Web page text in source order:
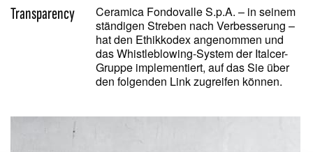
Transparency
Ceramica Fondovalle S.p.A. – in seinem
ständigen Streben nach Verbesserung –
hat den Ethikkodex angenommen und
das Whistleblowing-System der Italcer-
Gruppe implementiert, auf das Sie über
den folgenden Link zugreifen können.